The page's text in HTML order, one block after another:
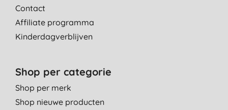
Contact
Affiliate programma
Kinderdagverblijven
Shop per categorie
Shop per merk
Shop nieuwe producten